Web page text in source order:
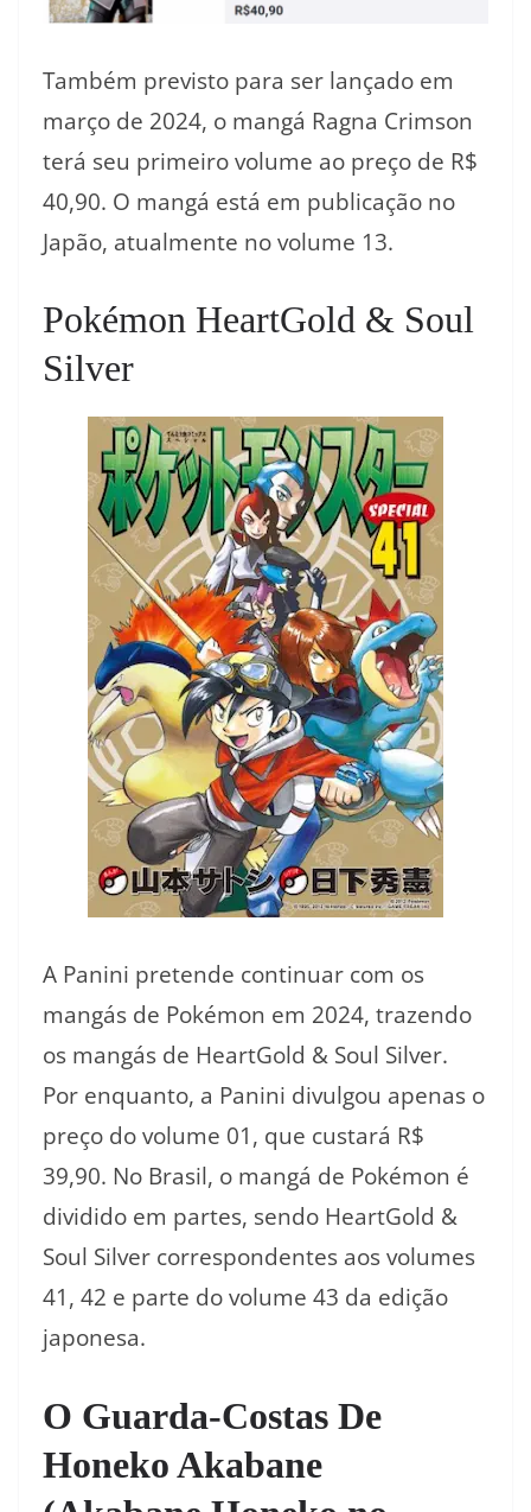
Também previsto para ser lançado em
março de 2024, o mangá Ragna Crimson
terá seu primeiro volume ao preço de R$
40,90. O mangá está em publicação no
Japão, atualmente no volume 13.
Pokémon HeartGold & Soul
Silver
A Panini pretende continuar com os
mangás de Pokémon em 2024, trazendo
os mangás de HeartGold & Soul Silver.
Por enquanto, a Panini divulgou apenas o
preço do volume 01, que custará R$
39,90. No Brasil, o mangá de Pokémon é
dividido em partes, sendo HeartGold &
Soul Silver correspondentes aos volumes
41, 42 e parte do volume 43 da edição
japonesa.
O Guarda-Costas De
Honeko Akabane